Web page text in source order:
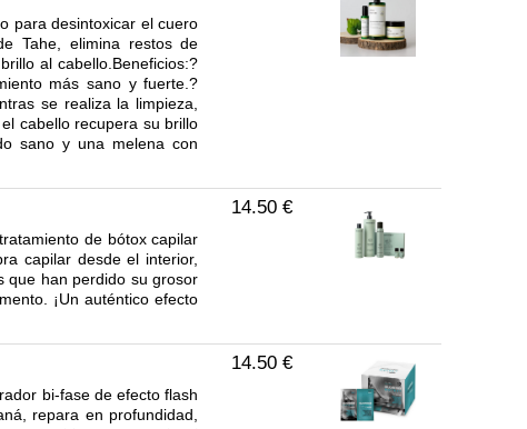
para desintoxicar el cuero
Tahe, elimina restos de
al cabello.Beneficios:?
más sano y fuerte.?
se realiza la limpieza,
cabello recupera su brillo
sano y una melena con
de bótox capilar
capilar desde el interior,
que han perdido su grosor
¡Un auténtico efecto
14.50 €
bi-fase de efecto flash
repara en profundidad,
14.50 €